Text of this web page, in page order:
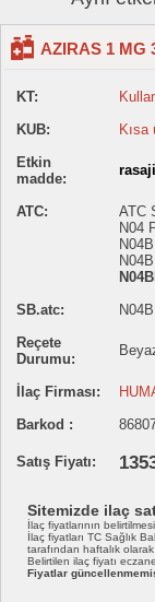
AZIRAS 1 MG
KT:
KUB:
Etkin
madde:
ATC:
ATC
N04
SB.atc:
Reçete
Durumu:
İlaç Firması:
Barkod :
Satış Fiyatı:
Sitemizde ilaç
İlaç fiyatlarının
İlaç fiyatları TC Sağlık
tarafından haftalık olarak
Belirtilen ilaç fiyatı
Fiyatlar